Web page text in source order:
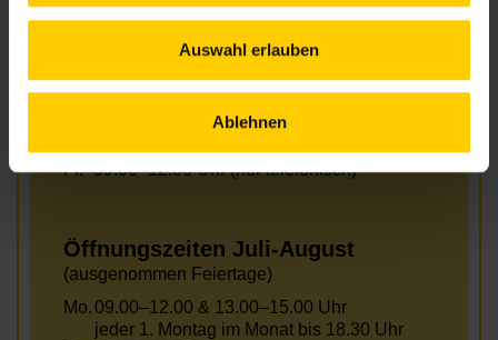
Auswahl erlauben
Ablehnen
(ausgenommen Feiertage)
09.00–12.00 & 13.00–15.00 Uhr
Jeden 1. Montag im Monat bis 18.30 Uhr
09.00–15.00 Uhr
Fr. 09.00–12.00 Uhr (nur telefonisch)
Öffnungszeiten Juli-August
(ausgenommen Feiertage)
Mo. 09.00–12.00 & 13.00–15.00 Uhr
jeder 1. Montag im Monat bis 18.30 Uhr